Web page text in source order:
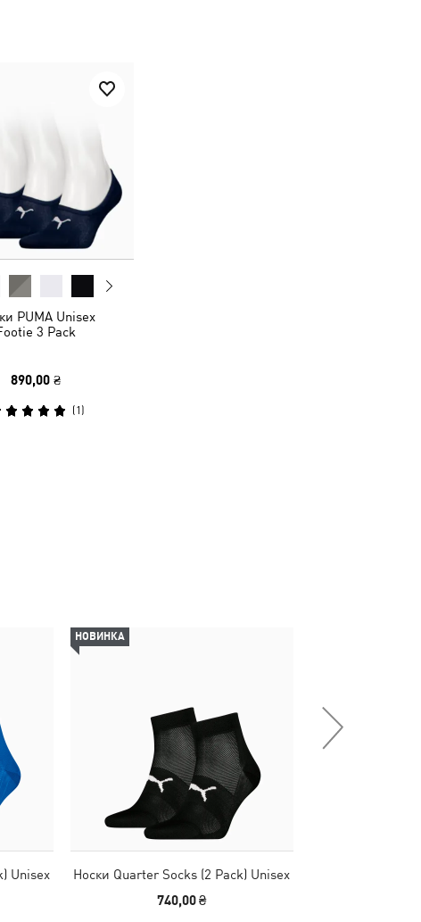
PUMA Unisex
3 Pack
890,00 ₴
(1 )
Unisex
НОВИНКА
Носки Quarter Socks (2 Pack) Unisex
740,00 ₴